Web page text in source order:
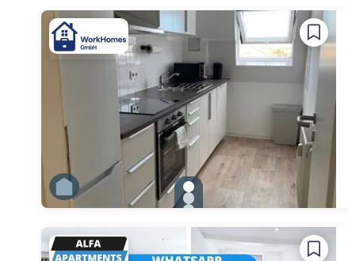
Zu Slide 4 wechseln
Zu Slide 5 wechseln
Zu Slide 6 wechseln
gallery.slide_selector
Zu Slide 1 wechseln
Zu Slide 2 wechseln